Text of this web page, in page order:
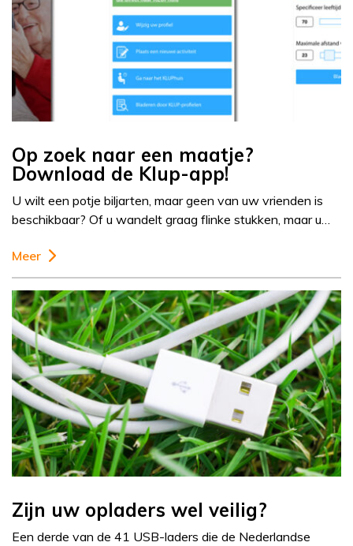
Op zoek naar een maatje?
Download de Klup-app!
U wilt een potje biljarten, maar geen van uw vrienden is
beschikbaar? Of u wandelt graag flinke stukken, maar u…
Meer
Zijn uw opladers wel veilig?
Een derde van de 41 USB-laders die de Nederlandse